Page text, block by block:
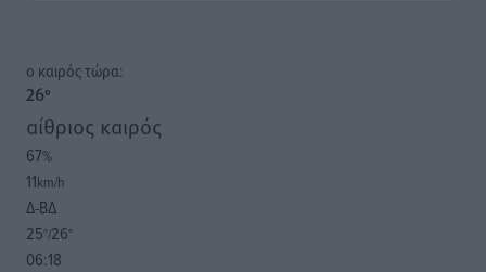
o καιρός τώρα:
26°
αίθριος καιρός
67%
11km/h
Δ-ΒΔ
25°/26°
06:18